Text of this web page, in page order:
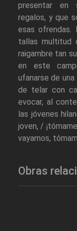
presentar en
regalos, y que
esas ofrendas.
tallas multitud
raigambre tan
en este
ufanarse de
de telar con
evocar, al
las jóvenes
joven, /
vayamos,
Obras